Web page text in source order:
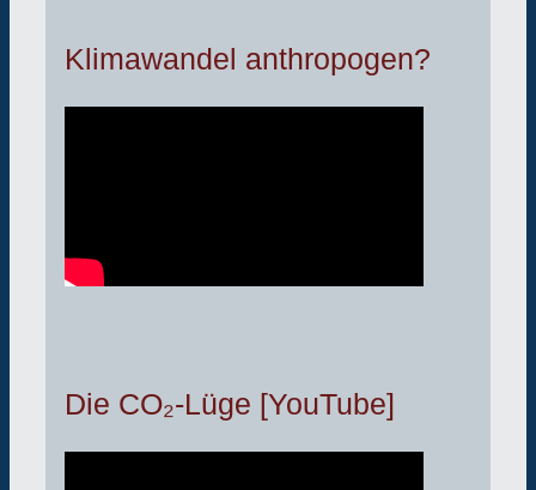
Klimawandel anthropogen?
Die CO₂-Lüge [YouTube]